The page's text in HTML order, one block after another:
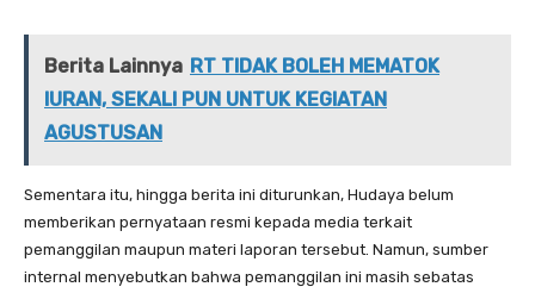
Berita Lainnya RT TIDAK BOLEH MEMATOK
IURAN, SEKALI PUN UNTUK KEGIATAN
AGUSTUSAN
Sementara itu, hingga berita ini diturunkan, Hudaya belum
memberikan pernyataan resmi kepada media terkait
pemanggilan maupun materi laporan tersebut. Namun, sumber
internal menyebutkan bahwa pemanggilan ini masih sebatas